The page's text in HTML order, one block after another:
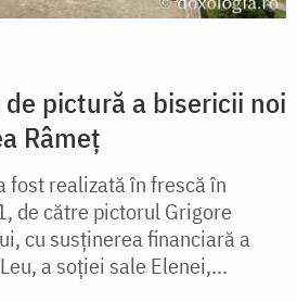
de pictură a bisericii noi
Râmeț
fost realizată în frescă în
de către pictorul Grigore
cu susținerea financiară a
a soției sale Elenei,...